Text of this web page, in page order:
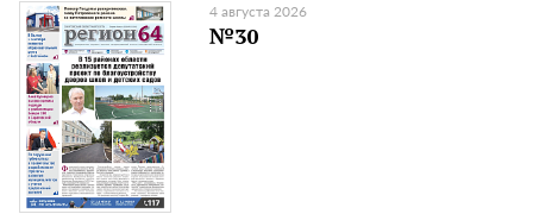
4 августа 2026
№30